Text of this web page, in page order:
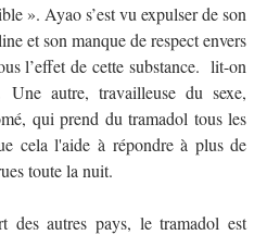
». Ayao s’est vu expulser de son
et son manque de respect envers
l’effet de cette substance. lit-on
Une autre, travailleuse du sexe,
qui prend du tramadol tous les
cela l'aide à répondre à plus de
toute la nuit.
autres pays, le tramadol est